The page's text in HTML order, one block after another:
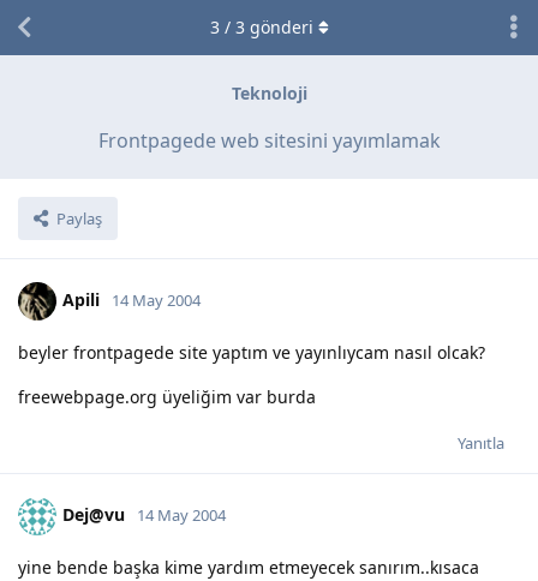
Teknoloji
Frontpagede web sitesini yayımlamak
Paylaş
3 / 3 gönderi
Apili 14 May 2004
beyler frontpagede site yaptım ve yayınlıycam nasıl olcak?
freewebpage.org üyeliğim var burda
Yanıtla
Dej@vu 14 May 2004
yine bende başka kime yardım etmeyecek sanırım..kısaca